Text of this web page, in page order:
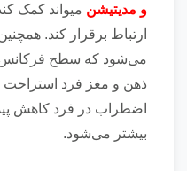
و مدیتیشن میواند کمک
ارتباط برقرار کند.
می‌شود که سطح
ذهن و مغز فرد
اضطراب در فرد کاهش
بیشتر می‌شود.